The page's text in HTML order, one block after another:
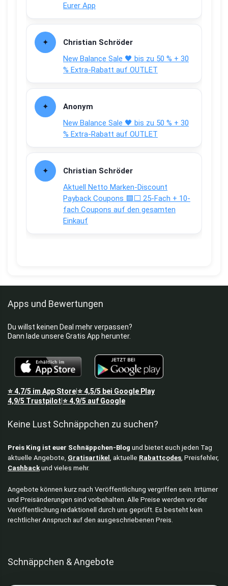
Eurer App
Christian Schröder
New Balance Sale 🖤 bis zu 50 % + 30
% Extra-Rabatt auf OUTLET
Anonym
New Balance Sale 🖤 bis zu 50 % + 30
% Extra-Rabatt auf OUTLET
Christian Schröder
Aktuell Netto Marken-Discount
Payback Coupons 🟦⬜ 25-Fach + 10-
fach Coupons auf den gesamten
Einkauf
Apps und Bewertungen
Du willst keinen Deal mehr verpassen?
Dann lade unsere Gratis App herunter.
⭐4,7/5 im App Store⭐4,5/5 bei Google Play
4,9/5 Trustpilot ⭐4,9/5 auf Google
Keine Lust Schnäppchen zu suchen?
Preis King ist euer Schnäppchen-Blog und bietet euch jeden Tag
aktuelle Angebote, Gratisartikel , aktuelle Rabattcodes , Preisfehler,
Cashback und vieles mehr.
Angebote können kurz nach Veröffentlichung vergriffen sein. Irrtümer
und Preisänderungen sind vorbehalten. Alle Preise werden vor der
Veröffentlichung redaktionell durch uns geprüft. Es besteht kein
rechtlicher Anspruch auf den ausgeschriebenen Preis.
Schnäppchen & Angebote